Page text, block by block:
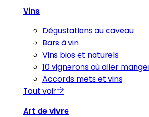
Vins
Dégustations au caveau
Bars à vin
Vins bios et naturels
10 vignerons où aller
Accords mets et vins
Tout voir
Art de vivre